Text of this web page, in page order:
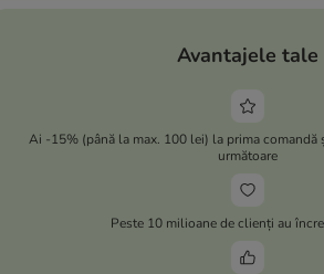
Avantajele tale
Ai -15% (până la max. 100 lei) la prima
următoare
Peste 10 milioane de clienți au